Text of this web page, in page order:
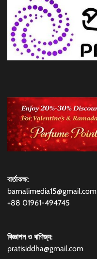
বার্তাকক্ষ:
barnalimedia15@gmail.com
+88 01961-494745
বিজ্ঞাপন ও বাণিজ্য:
pratisiddha@gmail.com